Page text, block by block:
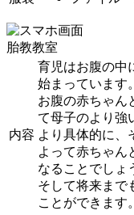
胎教教室
内容
育児はお腹の中
始まっています。
お腹の赤ちゃん
て母子のより強
より具体的に、
よって赤ちゃん
なることでしょ
そして将来まで
ことができます。